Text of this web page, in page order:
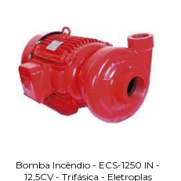
Bomba Incêndio - ECS-1250 IN -
12,5CV - Trifásica - Eletroplas